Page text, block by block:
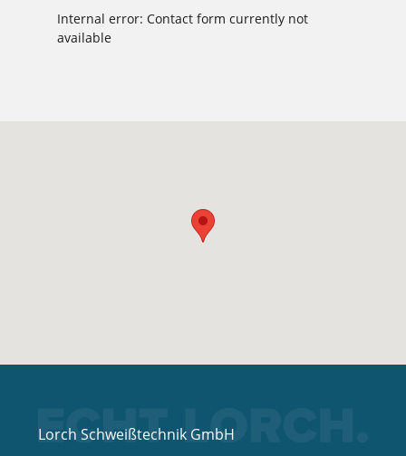
Internal error: Contact form currently not
available
Lorch Schweißtechnik GmbH